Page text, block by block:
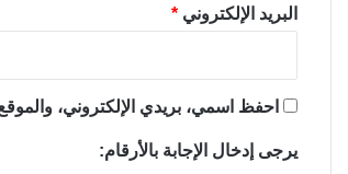
البريد الإلكتروني *
احفظ اسمي، بريدي الإلكتروني،
يرجى إدخال الإجابة بالأرقام: